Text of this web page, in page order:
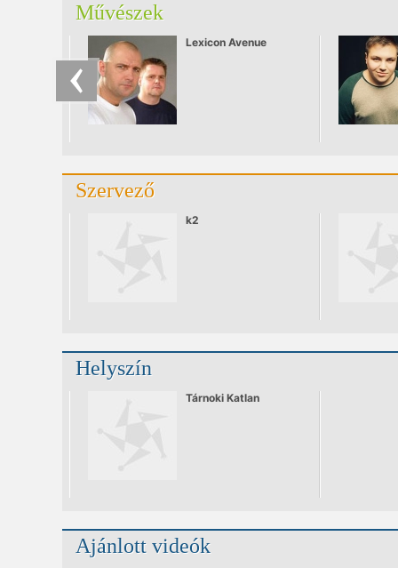
Művészek
Lexicon Avenue
Szervező
k2
Helyszín
Tárnoki Katlan
Ajánlott videók